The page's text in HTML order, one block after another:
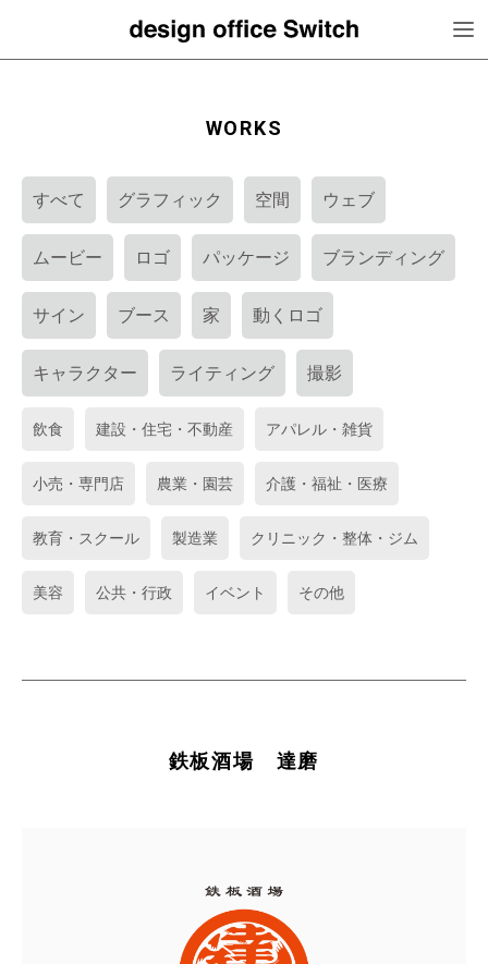
WORKS
すべて グラフィック 空間 ウェブ
ムービー ロゴ パッケージ ブランディング
サイン ブース 家 動くロゴ
キャラクター ライティング 撮影
飲食 建設・住宅・不動産 アパレル・雑貨
小売・専門店 農業・園芸 介護・福祉・医療
教育・スクール 製造業 クリニック・整体・ジム
美容 公共・行政 イベント その他
鉄板酒場 達磨